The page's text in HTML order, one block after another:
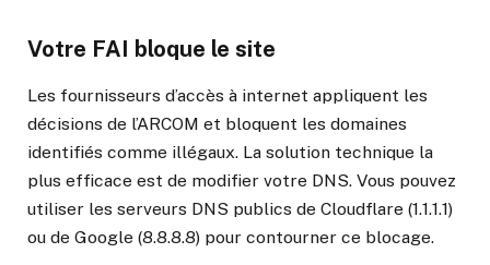
Votre FAI bloque le site
Les fournisseurs d’accès à internet appliquent les
décisions de l’ARCOM et bloquent les domaines
identifiés comme illégaux. La solution technique la
plus efficace est de modifier votre DNS. Vous pouvez
utiliser les serveurs DNS publics de Cloudflare (1.1.1.1)
ou de Google (8.8.8.8) pour contourner ce blocage.